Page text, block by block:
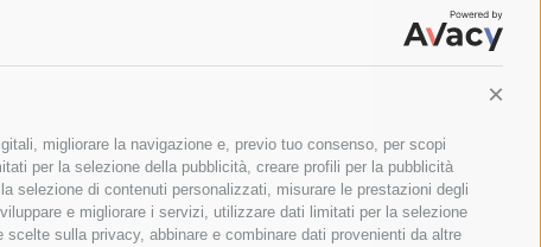
migliorare la navigazione e, previo tuo consenso, per scopi
per la selezione della pubblicità, creare profili per la pubblicità
selezione di contenuti personalizzati, misurare le prestazioni degli
e migliorare i servizi, utilizzare dati limitati per la selezione
sulla privacy, abbinare e combinare dati provenienti da altre